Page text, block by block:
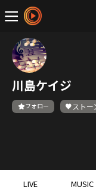
川島ケイジ
フォロー ストー
LIVE MUSIC